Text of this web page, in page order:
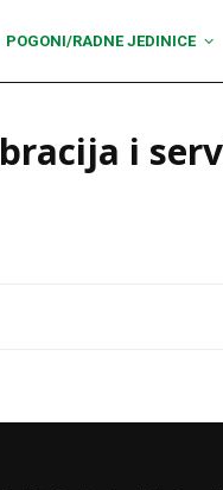
POGONI/RADNE JEDINICE
i